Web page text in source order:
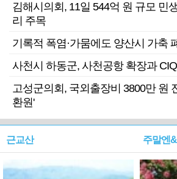
김해시의회, 11일 544억 원 규모 민
리 주목
기록적 폭염·가뭄에도 양산시 가축
사천시 하동군, 사천공항 확장과
고성군의회, 국외출장비 3800만 원
환원'
근교산 주말엔